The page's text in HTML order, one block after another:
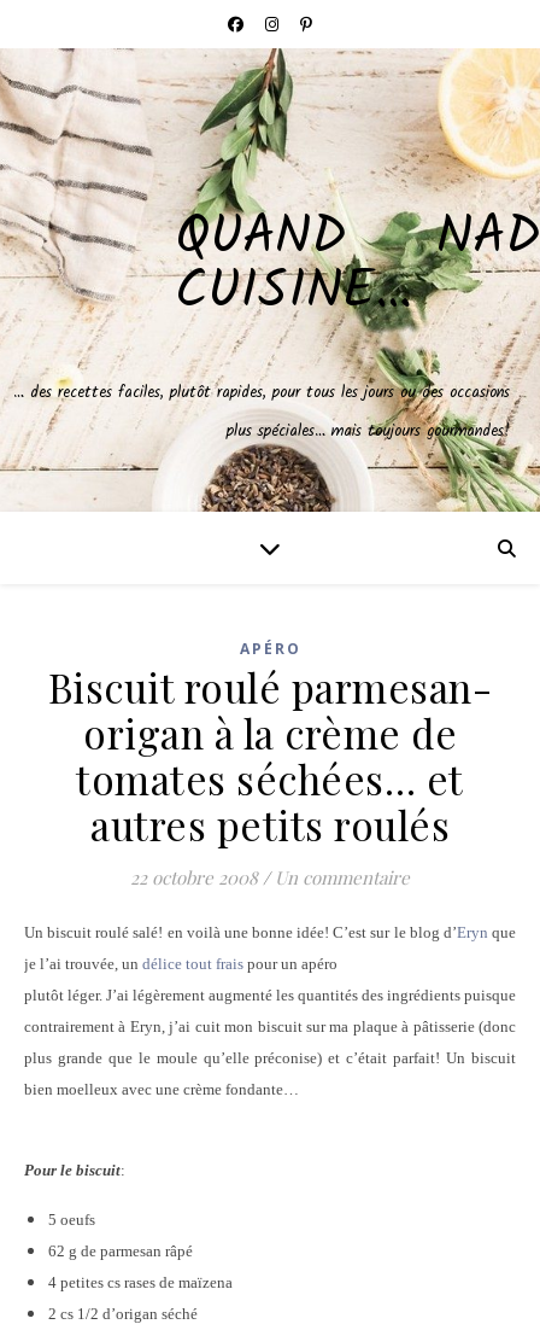
QUAND NAD
CUISINE…
… des recettes faciles, plutôt rapides, pour tous les jours ou des occasions
plus spéciales… mais toujours gourmandes!
APÉRO
Biscuit roulé parmesan-
origan à la crème de
tomates séchées… et
autres petits roulés
22 octobre 2008 / Un commentaire
Un biscuit roulé salé! en voilà une bonne idée! C’est sur le blog d’Eryn que
je l’ai trouvée, un délice tout frais pour un apéro
plutôt léger. J’ai légèrement augmenté les quantités des ingrédients puisque
contrairement à Eryn, j’ai cuit mon biscuit sur ma plaque à pâtisserie (donc
plus grande que le moule qu’elle préconise) et c’était parfait! Un biscuit
bien moelleux avec une crème fondante…
Pour le biscuit:
5 oeufs
62 g de parmesan râpé
4 petites cs rases de maïzena
2 cs 1/2 d’origan séché